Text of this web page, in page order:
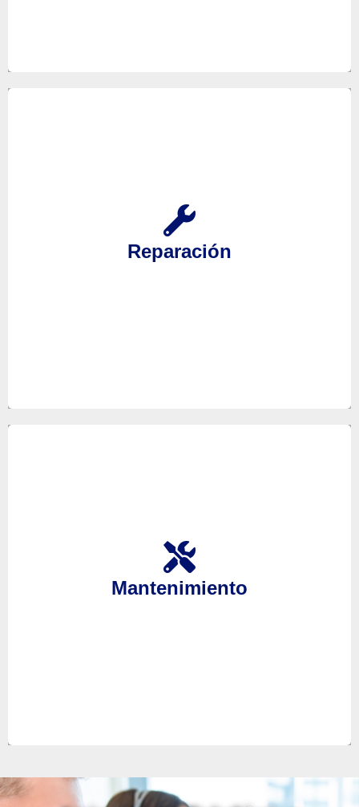
Reparación
Si cualquiera de sus equipos deja de funcionar no
dude en confiar en nosotros, nuestro servicio
técnico especializado se encargará de solventar
cualquier tipo de avería, llámenos y
Mantenimiento
Realice el mantenimiento de sus equipos y alargue
su vida útil anticipando a posibles averías o
aminorando la gravedad de estas, pues gracias a